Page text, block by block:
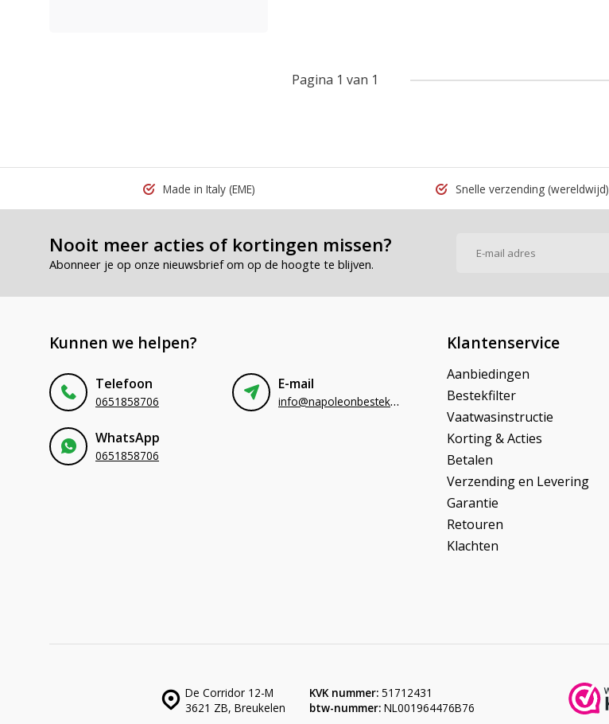
Pagina 1 van 1
Made in Italy (EME) Snelle verzending (wereldwijd)
Nooit meer acties of kortingen missen?
Abonneer je op onze nieuwsbrief om op de hoogte te blijven.
Kunnen we helpen?
Telefoon
0651858706
E-mail
info@napoleonbestek.nl
WhatsApp
0651858706
Klantenservice
Aanbiedingen
Bestekfilter
Vaatwasinstructie
Korting & Acties
Betalen
Verzending en Levering
Garantie
Retouren
Klachten
De Corridor 12-M
3621 ZB, Breukelen
KVK nummer: 51712431
btw-nummer: NL001964476B76